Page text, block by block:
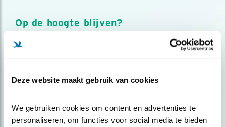
Deze website maakt gebruik van cookies
We gebruiken cookies om content en advertenties te
personaliseren, om functies voor social media te bieden
Op de hoogte blijven?
Meld je aan en ontvang nieuws, inspiratie, acties en tips
over vogels en activiteiten van Vogelbescherming.